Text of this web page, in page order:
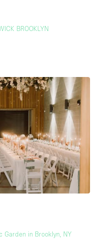
BROOKLYN
Garden in Brooklyn, NY